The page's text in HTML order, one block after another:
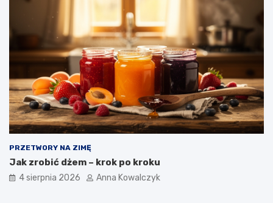
PRZETWORY NA ZIMĘ
Jak zrobić dżem – krok po kroku
4 sierpnia 2026 Anna Kowalczyk